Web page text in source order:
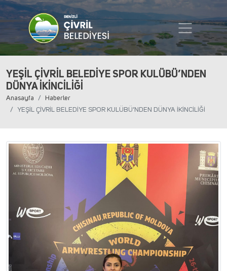
YEŞİL ÇİVRİL BELEDİYE SPOR KULÜBÜ’NDEN
DÜNYA İKİNCİLİĞİ
Anasayfa
Haberler
YEŞİL ÇİVRİL BELEDİYE SPOR KULÜBÜ’NDEN DÜNYA İKİNCİLİĞİ